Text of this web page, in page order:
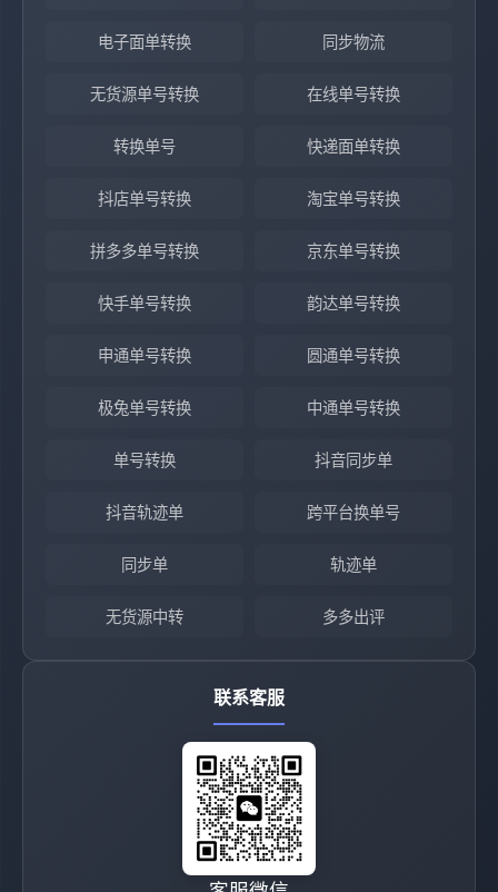
电子面单转换 同步物流
无货源单号转换 在线单号转换
转换单号 快递面单转换
抖店单号转换 淘宝单号转换
拼多多单号转换 京东单号转换
快手单号转换 韵达单号转换
申通单号转换 圆通单号转换
极兔单号转换 中通单号转换
单号转换 抖音同步单
抖音轨迹单 跨平台换单号
同步单 轨迹单
无货源中转 多多出评
联系客服